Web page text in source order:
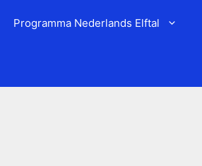
Programma Nederlands Elftal